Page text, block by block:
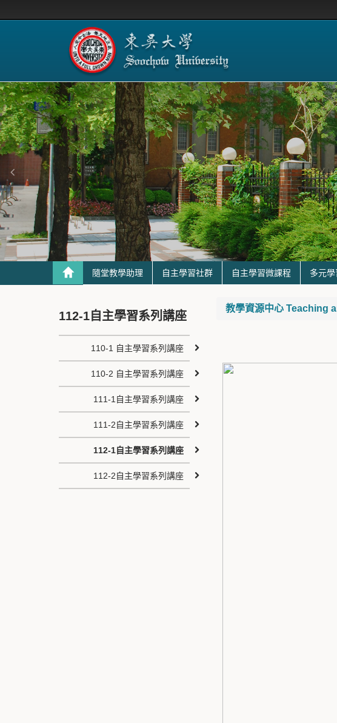
隨堂教學助理 自主學習社群 自主學習微課程 多元
教學資源中心 Teaching
112-1自主學習系列講座
110-1 自主學習系列講座
110-2 自主學習系列講座
111-1自主學習系列講座
111-2自主學習系列講座
112-1自主學習系列講座
112-2自主學習系列講座